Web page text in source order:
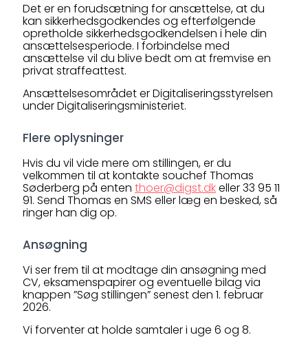
Det er en forudsætning for ansættelse, at du
kan sikkerhedsgodkendes og efterfølgende
opretholde sikkerhedsgodkendelsen i hele din
ansættelsesperiode. I forbindelse med
ansættelse vil du blive bedt om at fremvise en
privat straffeattest.
Ansættelsesområdet er Digitaliseringsstyrelsen
under Digitaliseringsministeriet.
Flere oplysninger
Hvis du vil vide mere om stillingen, er du
velkommen til at kontakte souchef Thomas
Søderberg på enten thoer@digst.dkeller 33 95 11
91. Send Thomas en SMS eller læg en besked, så
ringer han dig op.
Ansøgning
Vi ser frem til at modtage din ansøgning med
CV, eksamenspapirer og eventuelle bilag via
knappen ”Søg stillingen” senest den 1. februar
2026.
Vi forventer at holde samtaler i uge 6 og 8.